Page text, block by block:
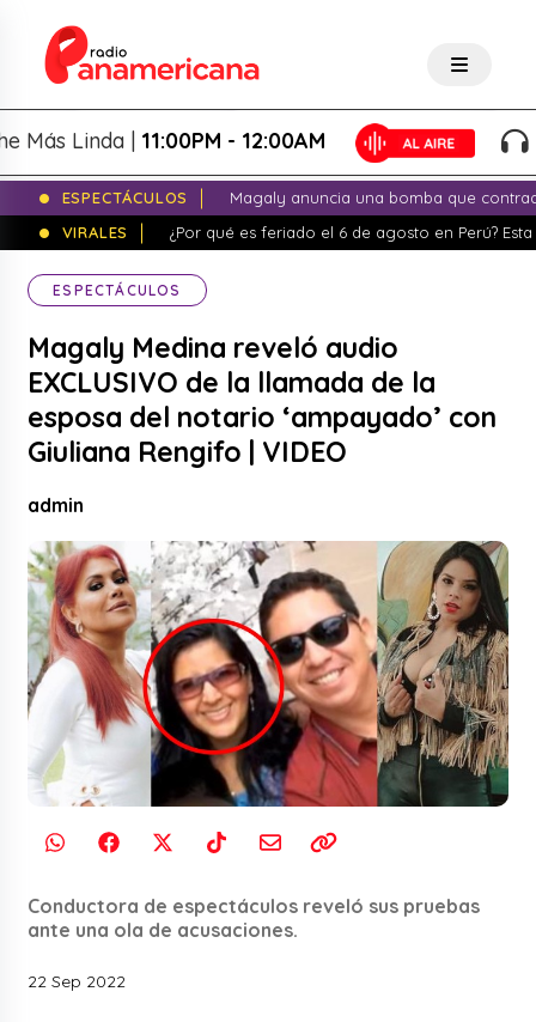
Linda |11:00PM - 12:00AM La
ESPECTÁCULOS
Magaly anuncia una bomba que
VIRALES
¿Por qué es feriado el 6 de agosto en Perú?
ESPECTÁCULOS
Magaly Medina reveló audio
EXCLUSIVO de la llamada de la
esposa del notario ‘ampayado’ con
Giuliana Rengifo | VIDEO
admin
Conductora de espectáculos reveló sus pruebas
ante una ola de acusaciones.
22 Sep 2022